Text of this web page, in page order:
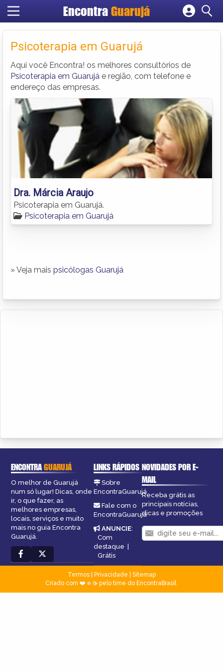
Encontra Guarujá
Cadastrar empresa
Criar conta
Psicoterapia em Guarujá
Aqui você Encontra! os melhores consultórios de
Psicoterapia em Guarujá e região, com telefone e
endereço das empresas.
Dra. Márcia Araujo
Psicoterapia em Guarujá.
Psicoterapia em Guarujá
» Veja mais psicólogas Guarujá
ENCONTRAGUARUJÁ
O melhor de Guarujá
num só lugar! Dicas, onde
ir, o que fazer, as
melhores empresas,
locais, serviços e muito
mais no guia Encontra
Guarujá.
LINKS RÁPIDOS
Sobre
EncontraGuarujá
Fale com o
EncontraGuarujá
ANUNCIE:
Com
destaque |
Grátis
NOVIDADES POR E-
MAIL
Receba grátis as
principais notícias,
dicas e promoções
Termos| Privacidade
Sitemap
Criado com ❤️ e ☕ pelo time do EncontraBrasil